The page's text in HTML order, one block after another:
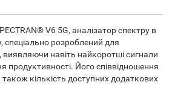
V6 5G, аналізатор спектру в
спеціально розроблений для
виявляючи навіть найкоротші сигнали
продуктивності. Його співвідношення
також кількість доступних додаткових